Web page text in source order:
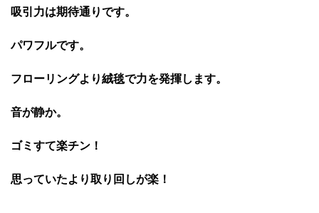
吸引力は期待通りです。
パワフルです。
フローリングより絨毯で力を発揮します。
音が静か。
ゴミすて楽チン！
思っていたより取り回しが楽！